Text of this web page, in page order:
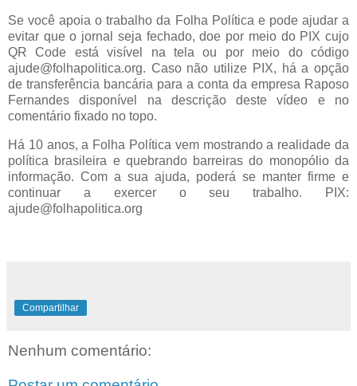
Se você apoia o trabalho da Folha Política e pode ajudar a
evitar que o jornal seja fechado, doe por meio do PIX cujo
QR Code está visível na tela ou por meio do código
ajude@folhapolitica.org. Caso não utilize PIX, há a opção
de transferência bancária para a conta da empresa Raposo
Fernandes disponível na descrição deste vídeo e no
comentário fixado no topo.
Há 10 anos, a Folha Política vem mostrando a realidade da
política brasileira e quebrando barreiras do monopólio da
informação. Com a sua ajuda, poderá se manter firme e
continuar a exercer o seu trabalho. PIX:
ajude@folhapolitica.org
Compartilhar
Nenhum comentário: